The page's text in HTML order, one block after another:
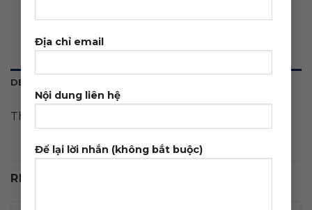
Địa chỉ email
Nội dung liên hệ
Để lại lời nhắn (không bắt buộc)
DESCRIPTION
Theme wordpress nhà hàng 03
RELATED PRODUCTS